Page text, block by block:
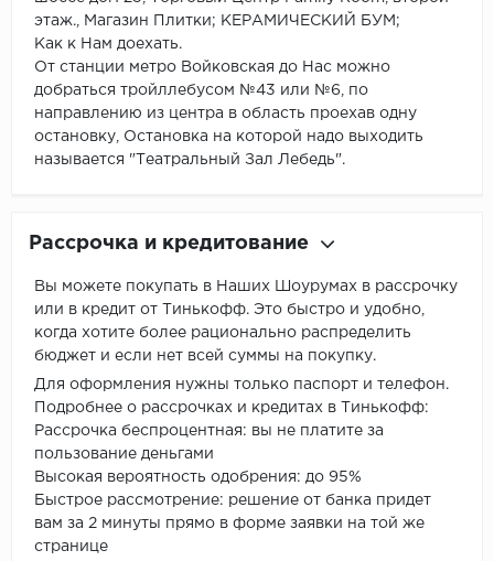
этаж., Магазин Плитки; КЕРАМИЧЕСКИЙ БУМ;
Как к Нам доехать.
От станции метро Войковская до Нас можно
добраться тройллебусом №43 или №6, по
направлению из центра в область проехав одну
остановку, Остановка на которой надо выходить
называется "Театральный Зал Лебедь".
Рассрочка и кредитование
Вы можете покупать в Наших Шоурумах в рассрочку
или в кредит от Тинькофф. Это быстро и удобно,
когда хотите более рационально распределить
бюджет и если нет всей суммы на покупку.
Для оформления нужны только паспорт и телефон.
Подробнее о рассрочках и кредитах в Тинькофф:
Рассрочка беспроцентная: вы не платите за
пользование деньгами
Высокая вероятность одобрения: до 95%
Быстрое рассмотрение: решение от банка придет
вам за 2 минуты прямо в форме заявки на той же
странице